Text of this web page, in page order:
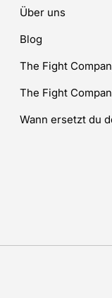
Über uns
Blog
The Fight
The Fight
Wann ersetzt du